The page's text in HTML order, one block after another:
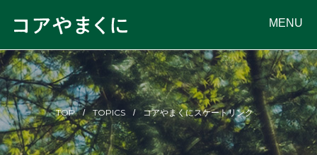
MENU
TOP TOPICS コアやまくにスケートリンク